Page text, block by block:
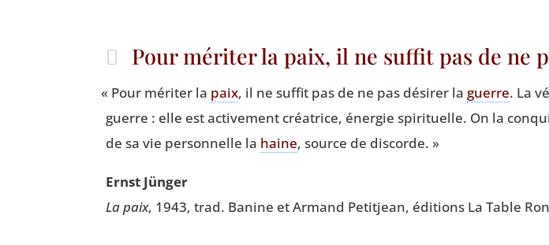
Pour mériter la paix, il ne suffit pas de ne
« Pour méri­ter la paix, il ne suf­fit pas de ne pas dési­rer la guerre. La
guerre : elle est acti­ve­ment créa­trice, éner­gie spi­ri­tuelle. On la
de sa vie per­son­nelle la haine, source de discorde. »
Ernst Jün­ger
La paix, 1943, trad. Banine et Armand Petit­jean, édi­tions La Table